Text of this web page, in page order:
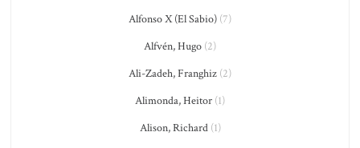
Alfonso X (El Sabio) (7)
Alfvén, Hugo (2)
Ali-Zadeh, Franghiz (2)
Alimonda, Heitor (1)
Alison, Richard(1)